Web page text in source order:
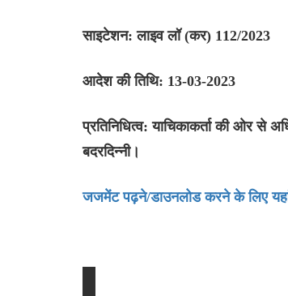
साइटेशन: लाइव लॉ (कर) 112/2023
आदेश की तिथि: 13-03-2023
प्रतिनिधित्व: याचिकाकर्ता की ओर से
बदरदिन्नी।
जजमेंट पढ़ने/डाउनलोड करने के लिए